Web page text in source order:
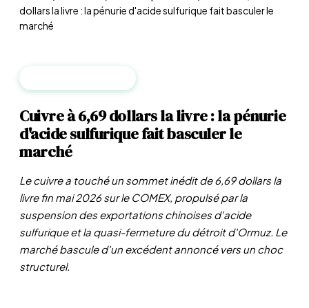
dollars la livre : la pénurie d'acide sulfurique fait basculer le
marché
Cuivre à 6,69 dollars la livre : la pénurie
d'acide sulfurique fait basculer le
marché
Le cuivre a touché un sommet inédit de 6,69 dollars la
livre fin mai 2026 sur le COMEX, propulsé par la
suspension des exportations chinoises d'acide
sulfurique et la quasi-fermeture du détroit d'Ormuz. Le
marché bascule d'un excédent annoncé vers un choc
structurel.